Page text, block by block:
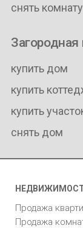
снять
купить дом
купить
купить
снять дом
Продажа
Продажа